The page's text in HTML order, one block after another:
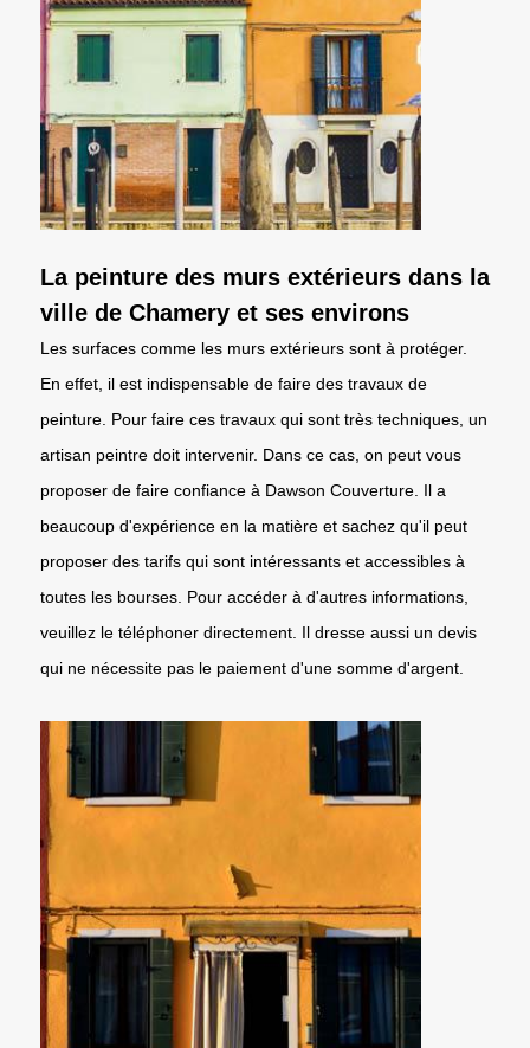
La peinture des murs extérieurs dans la
ville de Chamery et ses environs
Les surfaces comme les murs extérieurs sont à protéger.
En effet, il est indispensable de faire des travaux de
peinture. Pour faire ces travaux qui sont très techniques, un
artisan peintre doit intervenir. Dans ce cas, on peut vous
proposer de faire confiance à Dawson Couverture. Il a
beaucoup d'expérience en la matière et sachez qu'il peut
proposer des tarifs qui sont intéressants et accessibles à
toutes les bourses. Pour accéder à d'autres informations,
veuillez le téléphoner directement. Il dresse aussi un devis
qui ne nécessite pas le paiement d'une somme d'argent.